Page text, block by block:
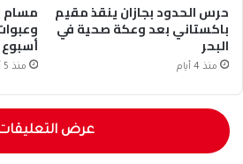
حرس الحدود بجازان ينقذ مقيم
باكستاني بعد وعكة صحية في
البحر
منذ 4 أيام
أسبوع
منذ 5 أيام
عرض